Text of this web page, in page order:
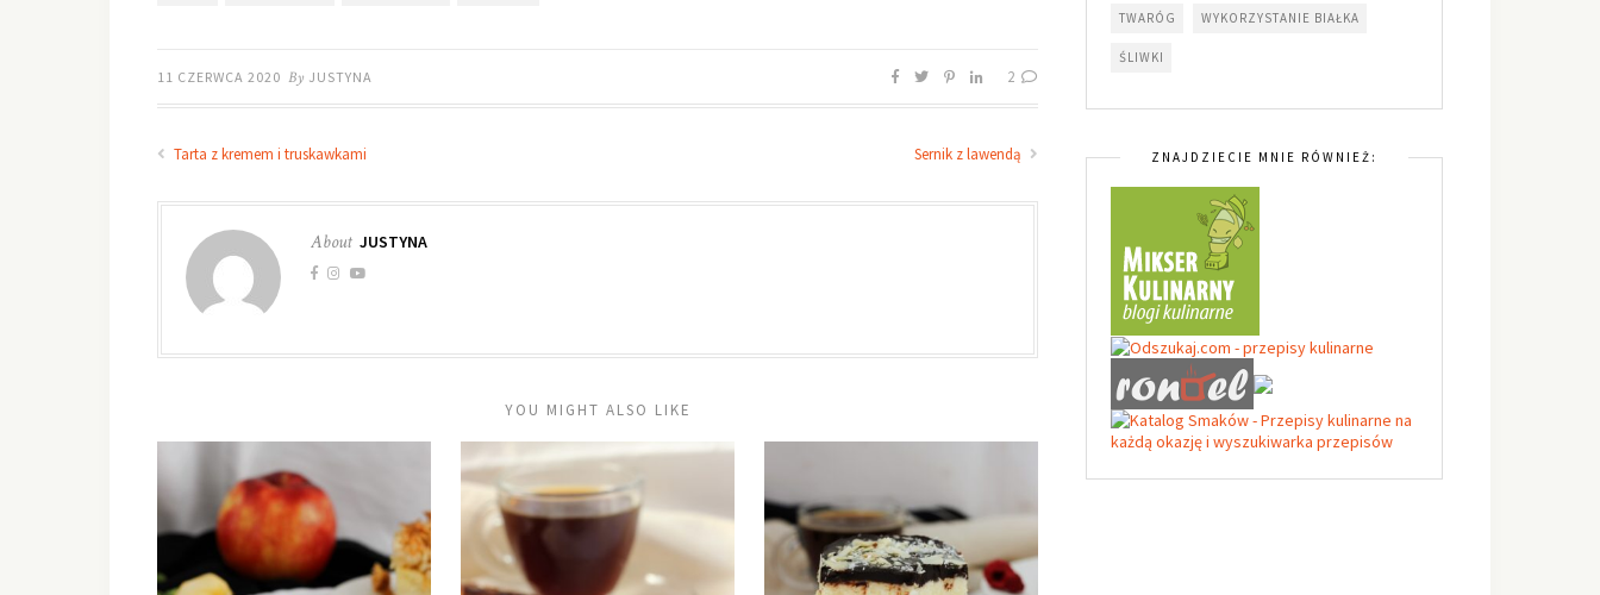
11 CZERWCA 2020 By JUSTYNA 2
Tarta z kremem i truskawkami Sernik z lawendą
About JUSTYNA
YOU MIGHT ALSO LIKE
TWARÓG WYKORZYSTANIE BIAŁKA
ŚLIWKI
ZNAJDZIECIE MNIE RÓWNIEŻ: